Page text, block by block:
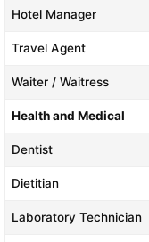
Hotel Manager
Travel Agent
Waiter / Waitress
Health and Medical
Dentist
Dietitian
Laboratory Technician